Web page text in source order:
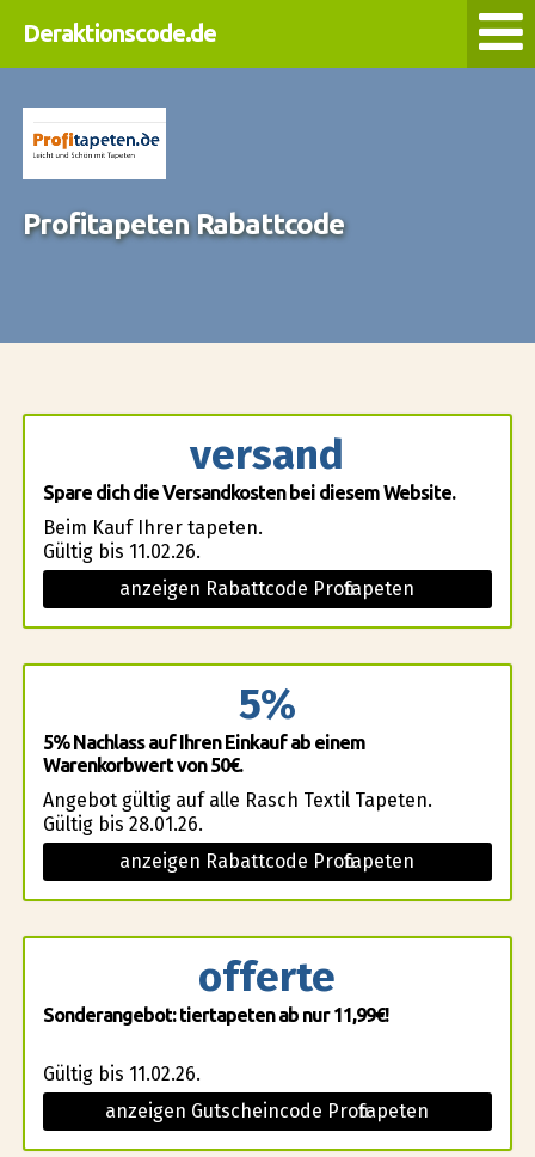
Deraktionscode.de
Profitapeten Rabattcode
versand
Spare dich die Versandkosten bei diesem Website.
Beim Kauf Ihrer tapeten.
Gültig bis 11.02.26.
anzeigen Rabattcode Profitapeten
5%
5% Nachlass auf Ihren Einkauf ab einem
Warenkorbwert von 50€.
Angebot gültig auf alle Rasch Textil Tapeten.
Gültig bis 28.01.26.
anzeigen Rabattcode Profitapeten
offerte
Sonderangebot: tiertapeten ab nur 11,99€!
Gültig bis 11.02.26.
anzeigen Gutscheincode Profitapeten